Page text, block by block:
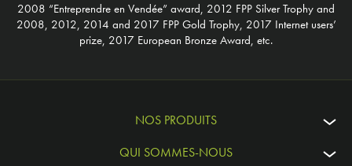
2008 “Entreprendre en Vendée” award, 2012 FPP Silver Trophy and
2008, 2012, 2014 and 2017 FPP Gold Trophy, 2017 Internet users’
prize, 2017 European Bronze Award, etc.
NOS PRODUITS
QUI SOMMES-NOUS